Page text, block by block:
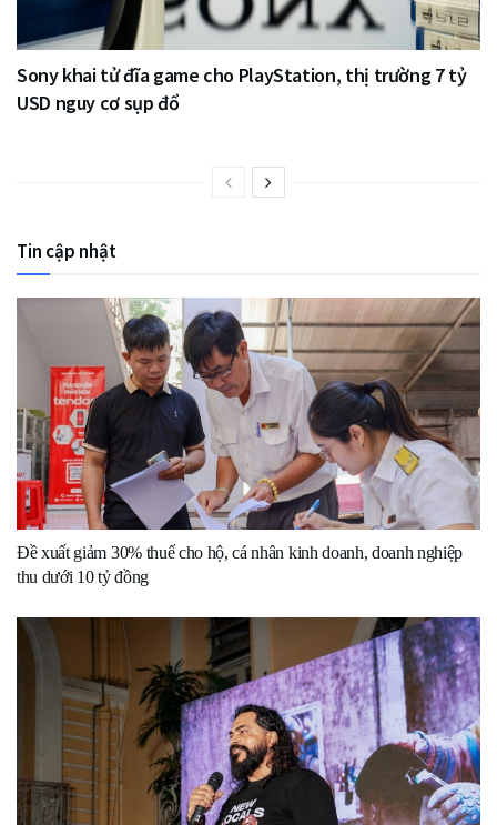
Sony khai tử đĩa game cho PlayStation, thị trường 7 tỷ
USD nguy cơ sụp đổ
Tin cập nhật
Đề xuất giảm 30% thuế cho hộ, cá nhân kinh doanh, doanh nghiệp
thu dưới 10 tỷ đồng